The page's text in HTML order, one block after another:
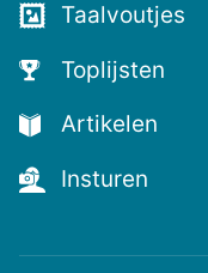
Taalvoutjes
Toplijsten
Artikelen
Insturen